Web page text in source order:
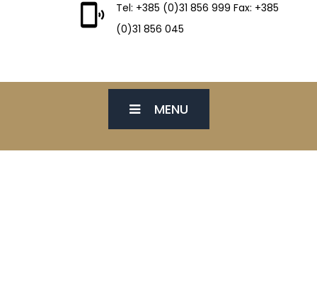
Tel: +385 (0)31 856 999 Fax: +385
(0)31 856 045
MENU